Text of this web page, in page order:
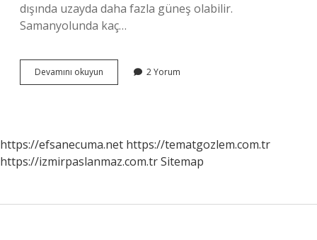
dışında uzayda daha fazla güneş olabilir.
Samanyolunda kaç…
Devamını okuyun
Tane
2 Yorum
https://efsanecuma.net https://tematgozlem.com.tr
https://izmirpaslanmaz.com.trSitemap